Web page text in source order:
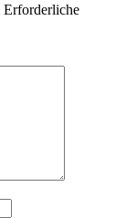
Erforderliche